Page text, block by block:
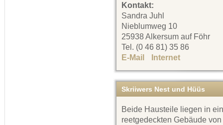
Kontakt:
Sandra Juhl
Nieblumweg 10
25938 Alkersum auf Föhr
Tel. (0 46 81) 35 86
E-Mail
Internet
Skriiwers Nest und Hüüs
Beide Hausteile liegen in
reetgedeckten Gebäude